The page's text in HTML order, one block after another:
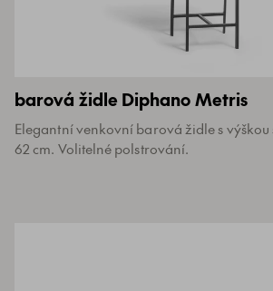
barová židle Diphano Metris
Elegantní venkovní barová židle s výškou
62 cm. Volitelné polstrování.